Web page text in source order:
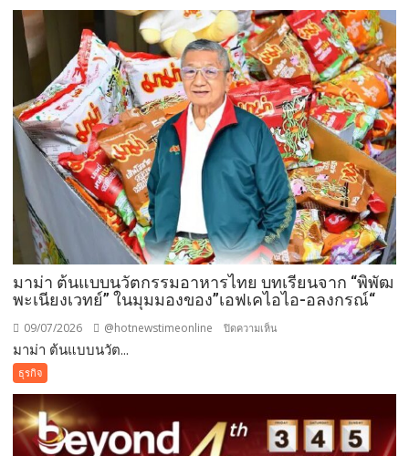
การ
ค้า
ข้าม
พรมแดน(Cross-
Border
e-
Commerce)
สมาคม
ส่ง
เสริม
การ
ค้า
อาเซียน
ผนึก
เอฟเค
อรั่ม
พลิก
มาม่า ต้นแบบนวัตกรรมอาหารไทย บทเรียนจาก “พิพัฒ
พะเนียงเวทย์” ในมุมมองของ”เอฟเคไอไอ-อลงกรณ์“
09/07/2026 @hotnewstimeonline ปิดความเห็น
อาหาร
ไทย
มาม่า ต้นแบบนวัต...
ธุรกิจ